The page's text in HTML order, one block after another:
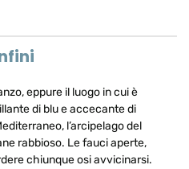
eppure il luogo in cui è
di blu e accecante di
l’arcipelago del
rabbioso. Le fauci aperte,
chiunque osi avvicinarsi.